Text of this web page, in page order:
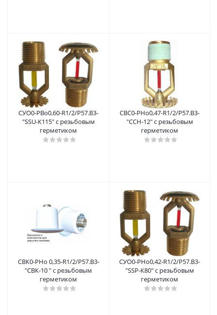
СУО0-РBо0,60-R1/2/Р57.В3-
"SSU-К115" с резьбовым
герметиком
СВС0-РНо0,47-R1/2/P57.В3-
"ССH-12" с резьбовым
герметиком
СВК0-РНо 0,35-R1/2/Р57.В3-
"СВК-10 " с резьбовым
герметиком
СУО0-РНо0,42-R1/2/Р57.В3-
"SSР-К80" с резьбовым
герметиком